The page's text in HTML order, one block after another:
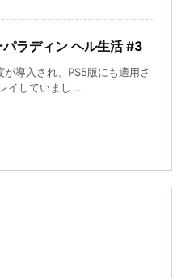
ラディン ヘル生活 #3
が導入され、PS5版にも適用さ
イしていまし ...